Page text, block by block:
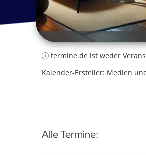
termine.de ist weder
Kalender-Ersteller: Medien
Alle Termine: